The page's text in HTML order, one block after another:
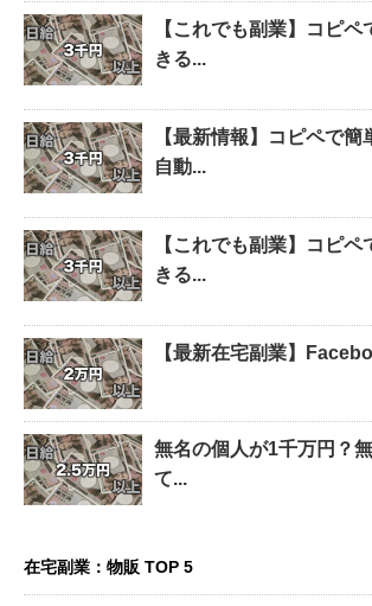
【これでも副業】コピ
きる...
【最新情報】コピペで簡
自動...
【これでも副業】コピ
きる...
【最新在宅副業】
無名の個人が1千万円？
て...
在宅副業：物販 TOP 5